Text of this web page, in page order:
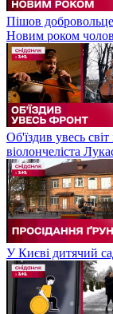
Пішов
Новим роком
Об'їздив увесь світ
віолончеліста
У Києві дитячий